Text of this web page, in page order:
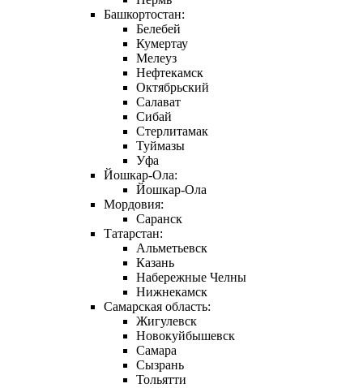
Башкортостан:
Белебей
Кумертау
Мелеуз
Нефтекамск
Октябрьский
Салават
Сибай
Стерлитамак
Туймазы
Уфа
Йошкар-Ола:
Йошкар-Ола
Мордовия:
Саранск
Татарстан:
Альметьевск
Казань
Набережные Челны
Нижнекамск
Самарская область:
Жигулевск
Новокуйбышевск
Самара
Сызрань
Тольятти